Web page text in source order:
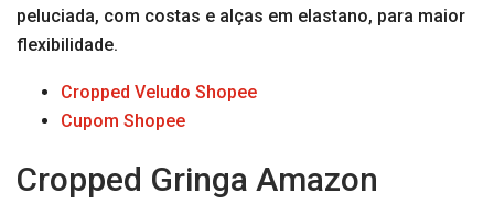
peluciada, com costas e alças em elastano, para maior
flexibilidade.
Cropped Veludo Shopee
Cupom Shopee
Cropped Gringa Amazon